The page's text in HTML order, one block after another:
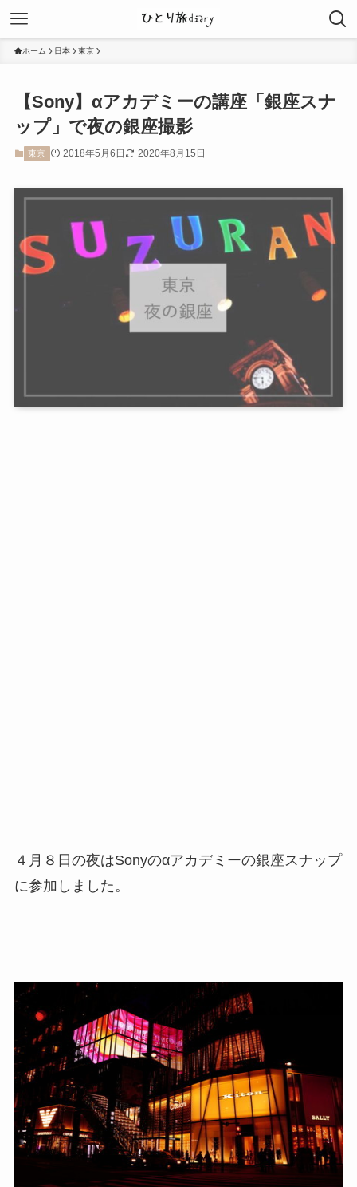
ホーム 日本 東京
【Sony】αアカデミーの講座「銀座スナ
ップ」で夜の銀座撮影
東京 2018年5月6日 2020年8月15日
４月８日の夜はSonyのαアカデミーの銀座スナップ
に参加しました。